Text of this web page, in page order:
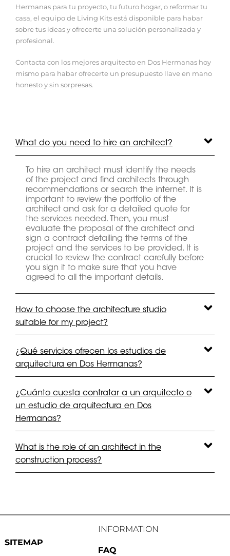
Hermanas para tu proyecto, tu futuro hogar, o reformar tu
casa, el equipo de Living Kits está disponible para habar
sobre tus ideas y ofrecerte una solución personalizada y
profesional.
Contacta con los mejores arquitecto en Dos Hermanas hoy
mismo para habar ofrecerte un presupuesto llave en mano
honesto y sin sorpresas.
What do you need to hire an architect?
To hire an architect must identify the needs
of the project and find architects through
recommendations or search the internet. It is
important to review the portfolio of the
architect and ask for a detailed quote for
the services needed. Then, you must
evaluate the proposal of the architect and
sign a contract detailing the terms of the
project and the services to be provided. It is
crucial to review the contract carefully before
you sign it to make sure that you have
agreed to all the important details.
How to choose the architecture studio
suitable for my project?
¿Qué servicios ofrecen los estudios de
arquitectura en Dos Hermanas?
¿Cuánto cuesta contratar a un arquitecto o
un estudio de arquitectura en Dos
Hermanas?
What is the role of an architect in the
construction process?
SITEMAP
INFORMATION
FAQ